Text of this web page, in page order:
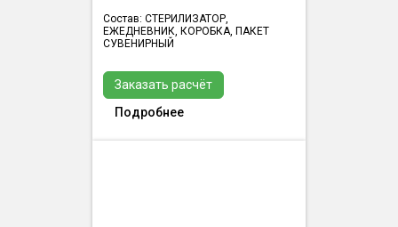
Состав: СТЕРИЛИЗАТОР,
ЕЖЕДНЕВНИК, КОРОБКА, ПАКЕТ
СУВЕНИРНЫЙ
Заказать расчёт
Подробнее